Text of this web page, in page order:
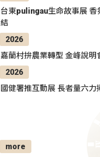
台東pulingau生命故事展 香
結
2026
嘉蘭村拚農業轉型 金峰說明
2026
國健署推互動展 長者量六力
more